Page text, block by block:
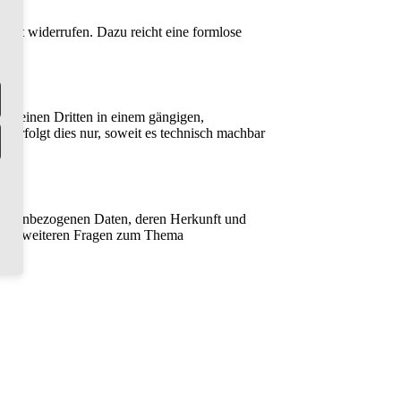
widerrufen. Dazu reicht eine formlose
einen Dritten in einem gängigen,
erfolgt dies nur, soweit es technisch machbar
Daten, deren Herkunft und
weiteren Fragen zum Thema